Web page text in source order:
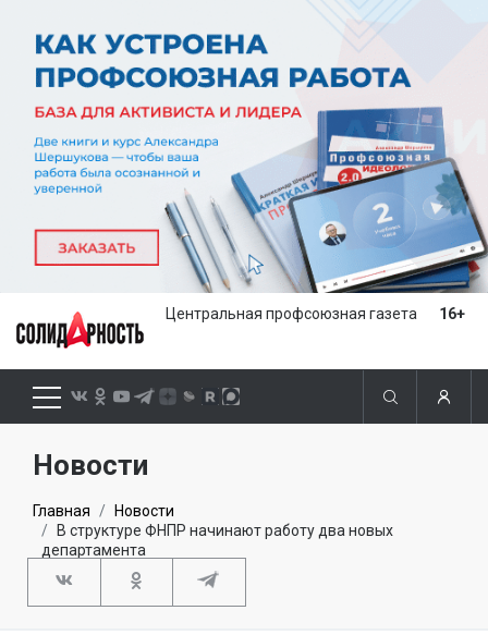
Центральная профсоюзная газета 16+
Новости
Главная
Новости
В структуре ФНПР начинают работу два новых
департамента